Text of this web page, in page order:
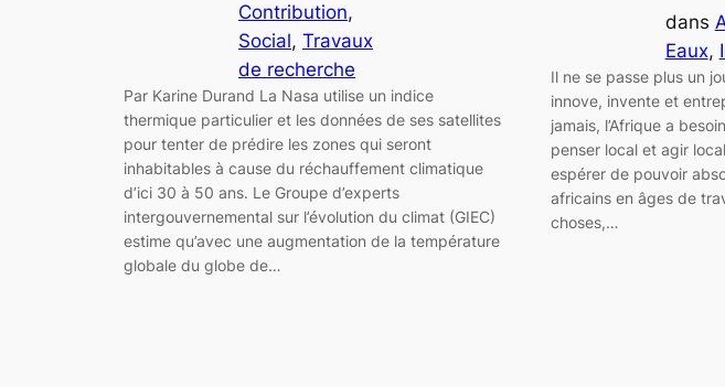
Contribution
Social, Travaux
de recherche
Par Karine Durand La Nasa utilise un indice
thermique particulier et les données de ses satellites
pour tenter de prédire les zones qui seront
inhabitables à cause du réchauffement climatique
d’ici 30 à 50 ans. Le Groupe d’experts
intergouvernemental sur l’évolution du climat (GIEC)
estime qu’avec une augmentation de la température
globale du globe de…
dans
Eaux,
Il ne se passe plus un
innove, invente et
jamais, l’Afrique a
penser local et agir
espérer de pouvoir
africains en âges de
choses,…